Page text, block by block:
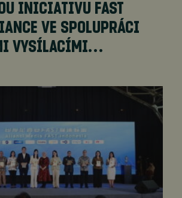
INICIATIVU FAST
VE SPOLUPRÁCI
VYSÍLACÍMI…